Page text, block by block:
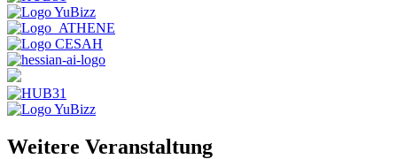
Weitere Veranstaltung